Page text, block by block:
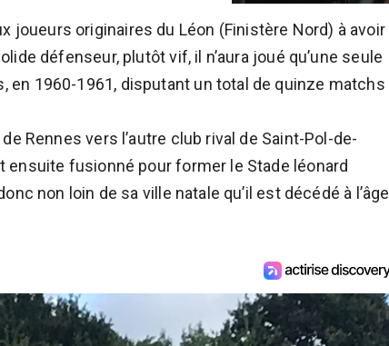
joueurs originaires du Léon (Finistère Nord) à avoir
défenseur, plutôt vif, il n’aura joué qu’une seule
en 1960-1961, disputant un total de quinze matchs
Rennes vers l’autre club rival de Saint-Pol-de-
ensuite fusionné pour former le Stade léonard
non loin de sa ville natale qu’il est décédé à l’âge